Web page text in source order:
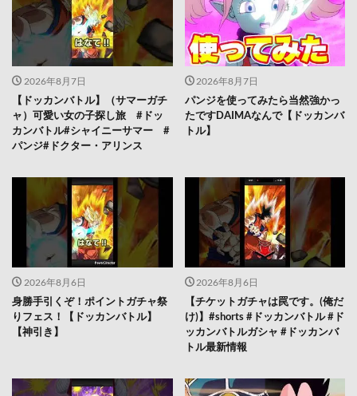
2026年8月7日
【ドッカンバトル】（サマーガチ
ャ）可愛い女の子探し旅 #ドッ
カンバトル#シャイニーサマー #
パンジ#ドクター・アリンス
2026年8月7日
パンジを使ってみたら当然強かっ
たですDAIMAなんで【ドッカンバ
トル】
2026年8月6日
身勝手引くぞ！ポイントガチャ祭
りフェス！【ドッカンバトル】
【神引き】
2026年8月6日
【チケットガチャは罠です。(俺だ
け)】#shorts #ドッカンバトル #ド
ッカンバトルガシャ #ドッカンバ
トル最新情報